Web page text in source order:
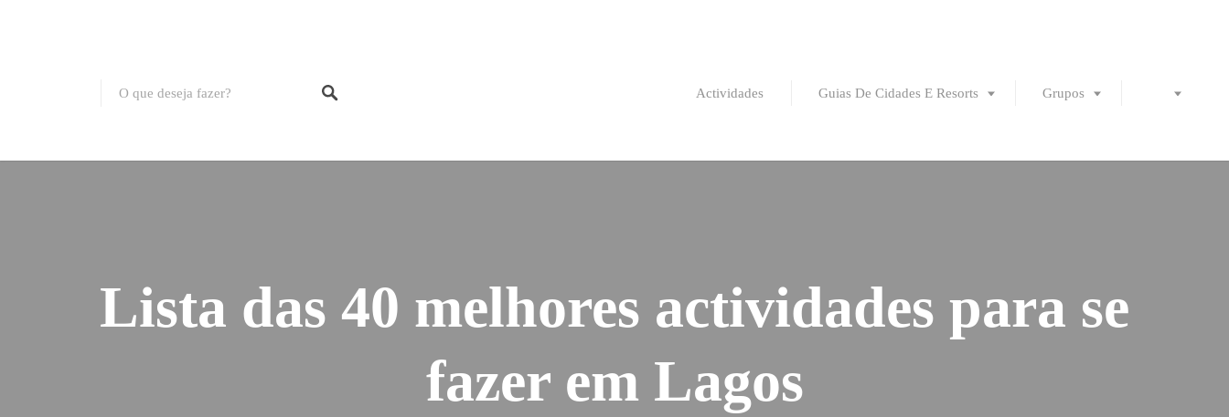
Actividades Guias De Cidades E Resorts Grupos
Lista das 40 melhores actividades para se
fazer em Lagos